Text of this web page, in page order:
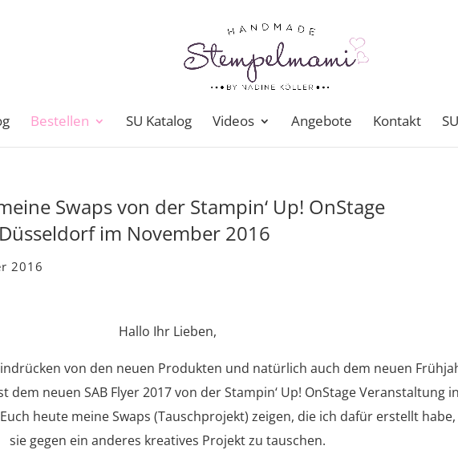
Bestellen SU Katalog Videos Angebote Kontakt
Swaps von der Stampin‘ Up! OnStage
im November 2016
2016
Hallo Ihr Lieben,
von den neuen Produkten und natürlich auch dem neuen
dem neuen SAB Flyer 2017 von der Stampin‘ Up! OnStage Veranstaltung
heute meine Swaps (Tauschprojekt) zeigen, die ich dafür erstellt
sie gegen ein anderes kreatives Projekt zu tauschen.